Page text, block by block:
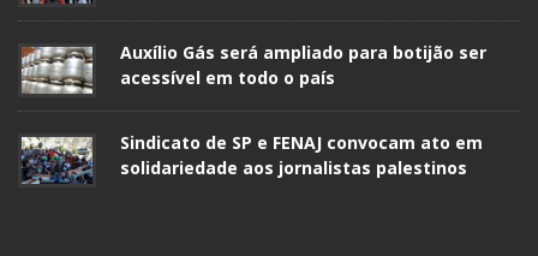
Auxílio Gás será ampliado para botijão ser
acessível em todo o país
Sindicato de SP e FENAJ convocam ato em
solidariedade aos jornalistas palestinos